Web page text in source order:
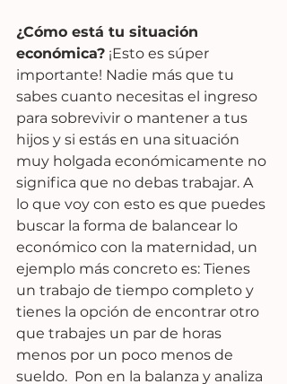
¿Cómo está tu situación
económica? ¡Esto es súper
importante! Nadie más que tu
sabes cuanto necesitas el ingreso
para sobrevivir o mantener a tus
hijos y si estás en una situación
muy holgada económicamente no
significa que no debas trabajar. A
lo que voy con esto es que puedes
buscar la forma de balancear lo
económico con la maternidad, un
ejemplo más concreto es: Tienes
un trabajo de tiempo completo y
tienes la opción de encontrar otro
que trabajes un par de horas
menos por un poco menos de
sueldo.  Pon en la balanza y analiza